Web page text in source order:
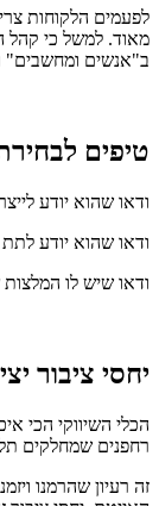
לפעמים הלקוחות
מאוד. למשל כי קהל
ב"אנשים ומחשבים"
טיפים
ודאו שהוא יודע
ודאו שהוא יודע לתת
ודאו שיש לו
יחסי ציבור
הכלי השיווקי הכי
רחפנים שמחלקים
זה רעיון שהרמנו